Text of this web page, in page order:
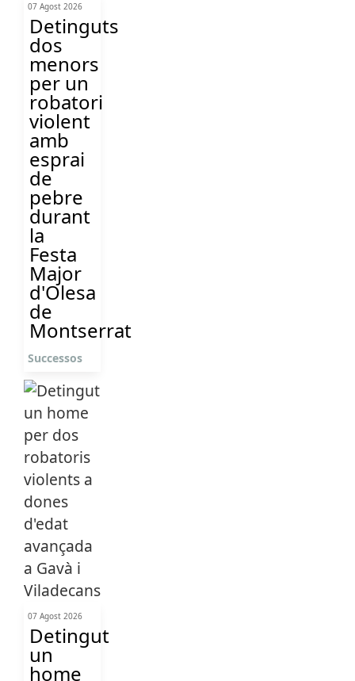
07 Agost 2026
Detinguts
dos
menors
per un
robatori
violent
amb
esprai
de
pebre
durant
la
Festa
Major
d'Olesa
de
Montserrat
Successos
07 Agost 2026
Detingut
un
home